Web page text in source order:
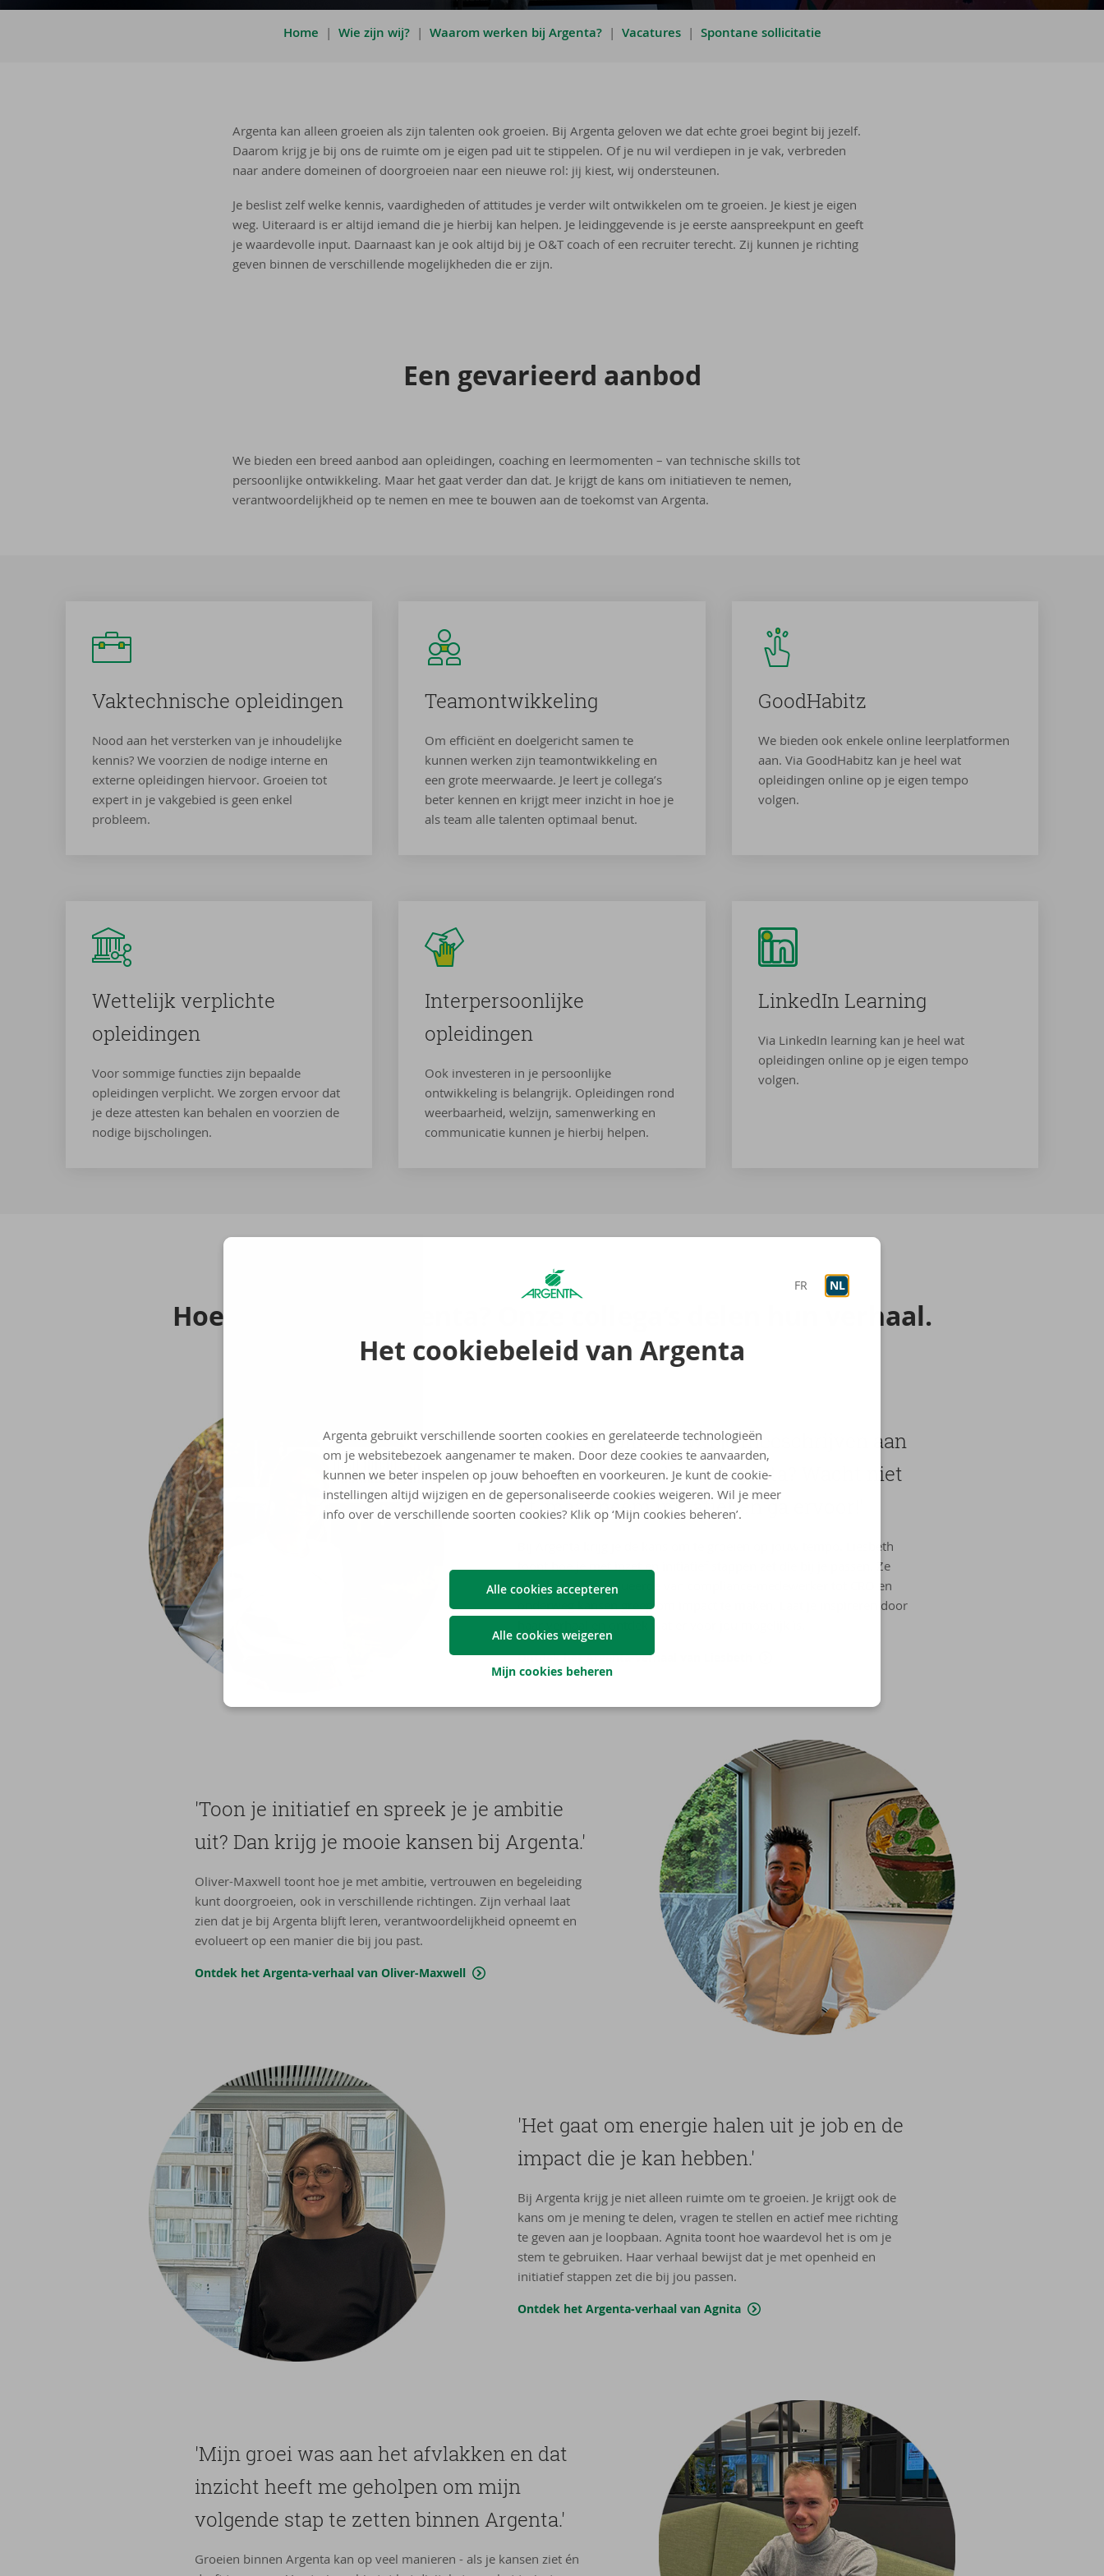
FR NL
Het cookiebeleid van Argenta
Argenta gebruikt verschillende soorten cookies en gerelateerde technologieën
om je websitebezoek aangenamer te maken. Door deze cookies te aanvaarden,
kunnen we beter inspelen op jouw behoeften en voorkeuren. Je kunt de cookie-
instellingen altijd wijzigen en de gepersonaliseerde cookies weigeren. Wil je meer
info over de verschillende soorten cookies? Klik op ‘Mijn cookies beheren’.
Alle cookies accepteren
Alle cookies weigeren
Mijn cookies beheren
Home | Wie zijn wij?| Waarom werken bij Argenta?| Vacatures| Spontane sollicitatie
Argenta kan alleen groeien als zijn talenten ook groeien. Bij Argenta geloven we dat echte groei begint bij jezelf.
Daarom krijg je bij ons de ruimte om je eigen pad uit te stippelen. Of je nu wil verdiepen in je vak, verbreden
naar andere domeinen of doorgroeien naar een nieuwe rol: jij kiest, wij ondersteunen.
Je beslist zelf welke kennis, vaardigheden of attitudes je verder wilt ontwikkelen om te groeien. Je kiest je eigen
weg. Uiteraard is er altijd iemand die je hierbij kan helpen. Je leidinggevende is je eerste aanspreekpunt en geeft
je waardevolle input. Daarnaast kan je ook altijd bij je O&T coach of een recruiter terecht. Zij kunnen je richting
geven binnen de verschillende mogelijkheden die er zijn.
Een ge­va­ri­eerd aan­bod
We bieden een breed aanbod aan opleidingen, coaching en leermomenten – van technische skills tot
persoonlijke ontwikkeling. Maar het gaat verder dan dat. Je krijgt de kans om initiatieven te nemen,
verantwoordelijkheid op te nemen en mee te bouwen aan de toekomst van Argenta.
Vak­tech­ni­sche op­lei­din­gen
Nood aan het versterken van je inhoudelijke
kennis? We voorzien de nodige interne en
externe opleidingen hiervoor. Groeien tot
expert in je vakgebied is geen enkel
probleem.
Team­ont­wik­ke­ling
Om efficiënt en doelgericht samen te
kunnen werken zijn teamontwikkeling en
een grote meerwaarde. Je leert je collega’s
beter kennen en krijgt meer inzicht in hoe je
als team alle talenten optimaal benut.
Good­Ha­bitz
We bieden ook enkele online leerplatformen
aan. Via GoodHabitz kan je heel wat
opleidingen online op je eigen tempo
volgen.
Wet­te­lijk ver­plich­te
op­lei­din­gen
Voor sommige functies zijn bepaalde
opleidingen verplicht. We zorgen ervoor dat
je deze attesten kan behalen en voorzien de
nodige bijscholingen.
In­ter­per­soon­lij­ke
op­lei­din­gen
Ook investeren in je persoonlijke
ontwikkeling is belangrijk. Opleidingen rond
weerbaarheid, welzijn, samenwerking en
communicatie kunnen je hierbij helpen.
Lin­kedIn Learning
Via LinkedIn learning kan je heel wat
opleidingen online op je eigen tempo
volgen.
Hoe groei je bij Argenta? Onze col­le­ga’s delen hun ver­haal.
'Heb je am­bi­tie en wil je mee­schrij­ven aan
het groei­ver­haal van Argenta? Wacht niet
af, maar neem ini­ti­a­tief en ga er­voor!'
Bij Argenta krijg je de kans om te groeien op jouw tempo. Liesbeth
toont hoe je met inzet en initiatief stappen zet die bij je passen. Ze
vertelt hoe ze evolueerde van compliance‑medewerker tot CRO en
onderweg kansen greep om impact te maken. Laat je inspireren door
Ontdek het Argenta-verhaal van Liesbeth
'Toon je ini­ti­a­tief en spreek je je am­bi­tie
uit? Dan krijg je mooie kan­sen bij Argenta.'
Oliver-Maxwell toont hoe je met ambitie, vertrouwen en begeleiding
kunt doorgroeien, ook in verschillende richtingen. Zijn verhaal laat
zien dat je bij Argenta blijft leren, verantwoordelijkheid opneemt en
evolueert op een manier die bij jou past.
Ontdek het Argenta-verhaal van Oliver-Maxwell
'Het gaat om ener­gie halen uit je job en de
im­pact die je kan heb­ben.'
Bij Argenta krijg je niet alleen ruimte om te groeien. Je krijgt ook de
kans om je mening te delen, vragen te stellen en actief mee richting
te geven aan je loopbaan. Agnita toont hoe waardevol het is om je
stem te gebruiken. Haar verhaal bewijst dat je met openheid en
initiatief stappen zet die bij jou passen.
Ontdek het Argenta-verhaal van Agnita
'Mijn groei was aan het af­vlak­ken en dat
in­zicht heeft me ge­hol­pen om mijn
vol­gen­de stap te zet­ten bin­nen Argenta.'
Groeien binnen Argenta kan op veel manieren - als je kansen ziet én